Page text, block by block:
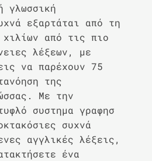
γλωσσική
εξαρτάται από τη
από τις πιο
λέξεων, με
να παρέχουν 75
της
Με την
συστημα γραφησ
συχνά
αγγλικές λέξεις,
ένα